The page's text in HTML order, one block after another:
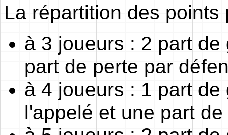
La répartition des
à 3 joueurs : 2 part
part de perte par
à 4 joueurs : 1 part
l'appelé et une part